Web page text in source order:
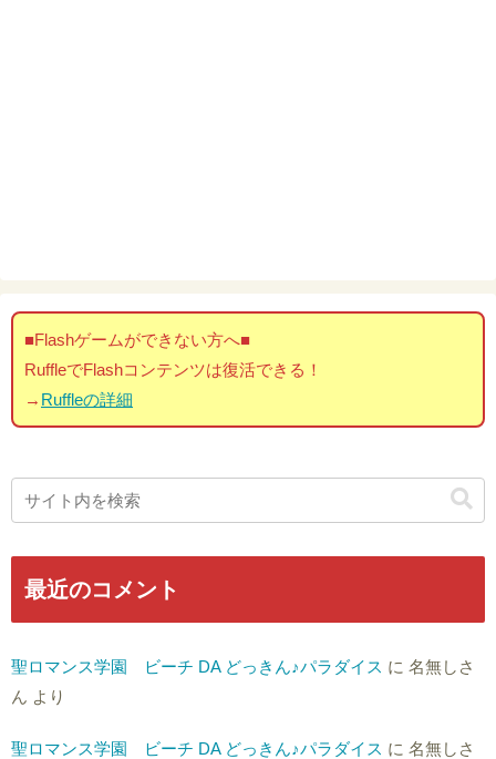
■Flashゲームができない方へ■
RuffleでFlashコンテンツは復活できる！
→ Ruffleの詳細
最近のコメント
聖ロマンス学園 ビーチ DA どっきん♪パラダイス に 名無しさ
ん より
聖ロマンス学園 ビーチ DA どっきん♪パラダイス に 名無しさ